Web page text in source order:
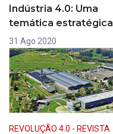
Indústria 4.0: Uma
temática estratégica
31 Ago 2020
REVOLUÇÃO 4.0 - REVISTA